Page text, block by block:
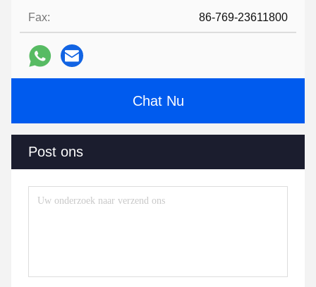
Fax: 86-769-23611800
Chat Nu
Post ons